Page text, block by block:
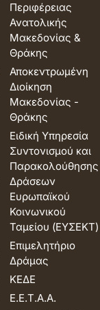
Περιφέρειας
Ανατολικής
Μακεδονίας &
Θράκης
Αποκεντρωμένη
Διοίκηση
Μακεδονίας -
Θράκης
Ειδική Υπηρεσία
Συντονισμού και
Παρακολούθησης
Δράσεων
Ευρωπαϊκού
Κοινωνικού
Ταμείου (ΕΥΣΕΚΤ)
Επιμελητήριο
Δράμας
ΚΕΔΕ
Ε.Ε.Τ.Α.Α.